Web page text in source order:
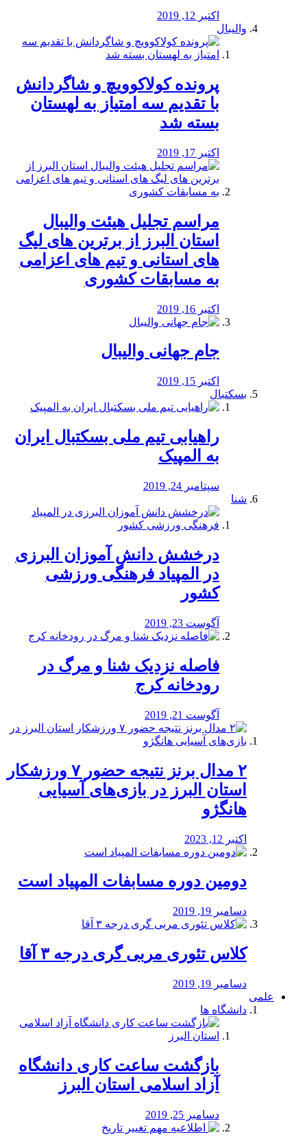
اکتبر 12, 2019
والیبال
پرونده کولاکوویچ و شاگردانش
با تقدیم سه امتیاز به لهستان
بسته شد
اکتبر 17, 2019
مراسم تجلیل هیئت والیبال
استان البرز از برترین های لیگ
های استانی و تیم های اعزامی
به مسابقات کشوری
اکتبر 16, 2019
جام جهانی والیبال
اکتبر 15, 2019
بسکتبال
راهیابی تیم ملی بسکتبال ایران
به المپیک
سپتامبر 24, 2019
شنا
درخشش دانش آموزان البرزی
در المپیاد فرهنگی ورزشی
کشور
آگوست 23, 2019
️فاصله نزدیک شنا و مرگ در
رودخانه کرج
آگوست 21, 2019
۲ مدال برنز نتیجه حضور ۷ ورزشکار
استان البرز در بازی‌های آسیایی
هانگژو
اکتبر 12, 2023
دومین دوره مسابفات المپیاد است
دسامبر 19, 2019
کلاس تئوری مربی گری درجه ۳ آقا
دسامبر 19, 2019
علمی
دانشگاه ها
بازگشت ساعت کاری دانشگاه
آزاد اسلامی استان البرز
دسامبر 25, 2019